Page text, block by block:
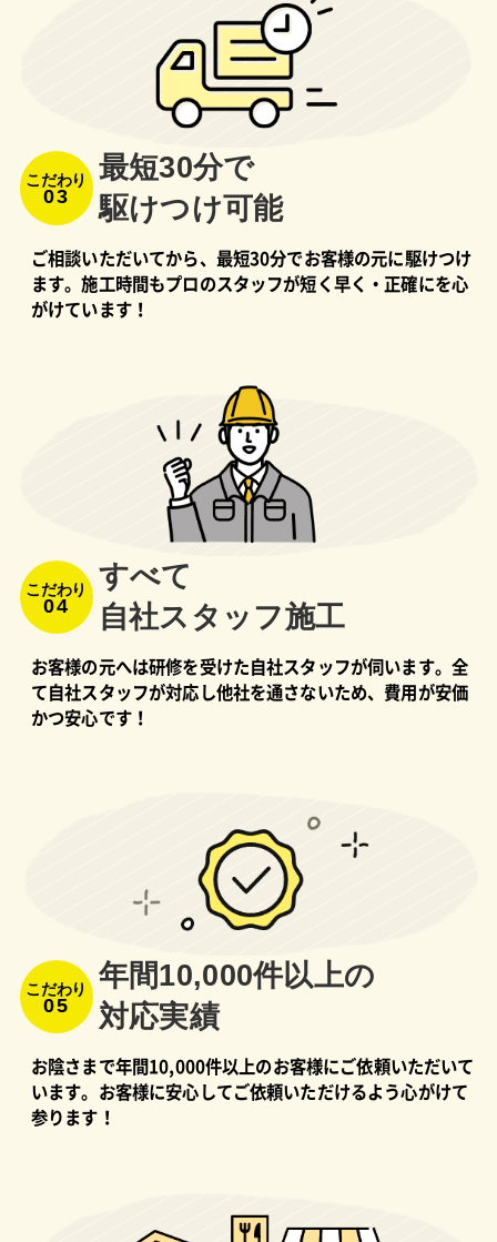
こだわり
03
最短30分で
駆けつけ可能
ご相談いただいてから、最短30分でお客様の元に駆けつけ
ます。施工時間もプロのスタッフが短く早く・正確にを心
がけています！
こだわり
04
すべて
⾃社スタッフ施⼯
お客様の元へは研修を受けた自社スタッフが伺います。全
て自社スタッフが対応し他社を通さないため、費用が安価
かつ安心です！
こだわり
05
年間10,000件以上の
対応実績
お陰さまで年間10,000件以上のお客様にご依頼いただいて
います。お客様に安心してご依頼いただけるよう心がけて
参ります！